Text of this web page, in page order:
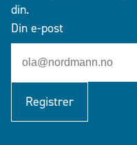
din.
Din e-post
Registrer